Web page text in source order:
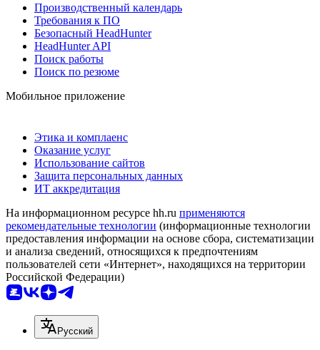
Производственный календарь
Требования к ПО
Безопасный HeadHunter
HeadHunter API
Поиск работы
Поиск по резюме
Мобильное приложение
Этика и комплаенс
Оказание услуг
Использование сайтов
Защита персональных данных
ИТ аккредитация
На информационном ресурсе hh.ru применяются
рекомендательные технологии (информационные технологии
предоставления информации на основе сбора, систематизации
и анализа сведений, относящихся к предпочтениям
пользователей сети «Интернет», находящихся на территории
Российской Федерации)
Русский